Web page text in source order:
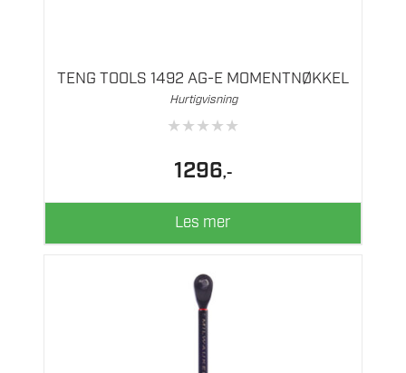
TENG TOOLS 1492 AG-E MOMENTNØKKEL
Hurtigvisning
★★★★★
1296,-
Les mer